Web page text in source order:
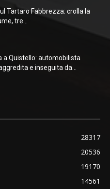
Tartaro Fabbrezza: crolla la
tre...
a Quistello: automobilista
e inseguita da...
28317
20536
19170
14561